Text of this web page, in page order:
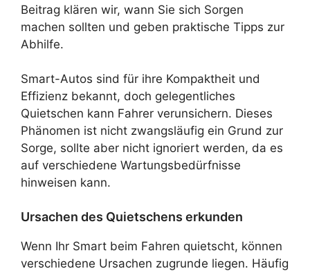
Beitrag klären wir, wann Sie sich Sorgen
machen sollten und geben praktische Tipps zur
Abhilfe.
Smart-Autos sind für ihre Kompaktheit und
Effizienz bekannt, doch gelegentliches
Quietschen kann Fahrer verunsichern. Dieses
Phänomen ist nicht zwangsläufig ein Grund zur
Sorge, sollte aber nicht ignoriert werden, da es
auf verschiedene Wartungsbedürfnisse
hinweisen kann.
Ursachen des Quietschens erkunden
Wenn Ihr Smart beim Fahren quietscht, können
verschiedene Ursachen zugrunde liegen. Häufig